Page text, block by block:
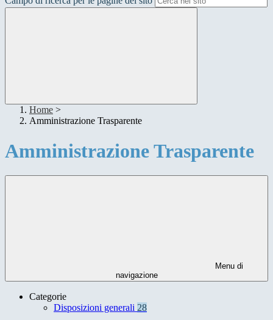
Home >
Amministrazione Trasparente
Amministrazione Trasparente
Menu di
navigazione
Categorie
Disposizioni generali 28